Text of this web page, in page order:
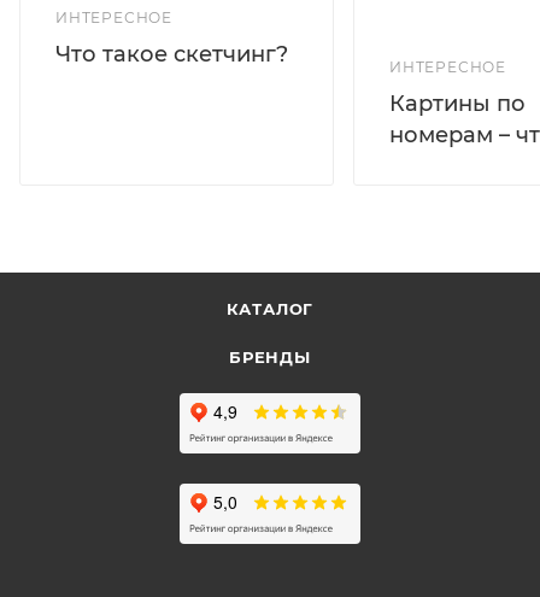
ИНТЕРЕСНОЕ
Что такое скетчинг?
ИНТЕРЕСНОЕ
Картины по
номерам –
КАТАЛОГ
БРЕНДЫ